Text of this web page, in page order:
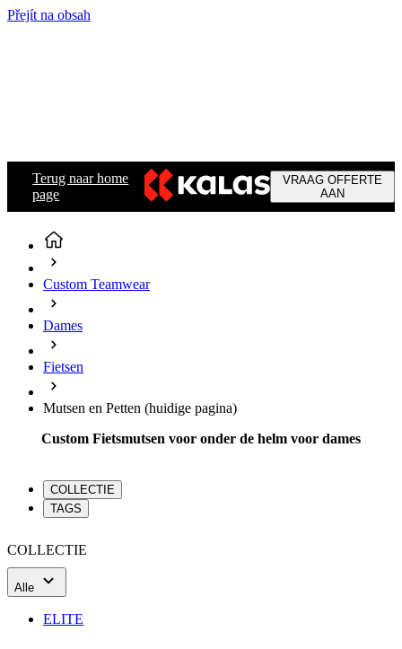
Přejít na obsah
Terug naar home
page
VRAAG OFFERTE
AAN
Custom Teamwear
Dames
Fietsen
Mutsen en Petten (huidige pagina)
Custom Fietsmutsen voor onder de helm voor dames
COLLECTIE
TAGS
COLLECTIE
Alle
ELITE